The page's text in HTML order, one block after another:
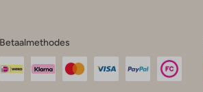
Betaalmethodes